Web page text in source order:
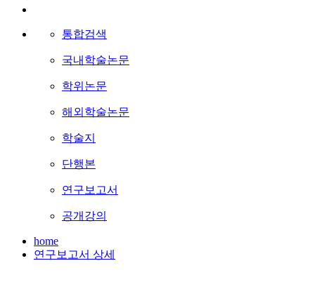
통합검색
국내학술논문
학위논문
해외학술논문
학술지
단행본
연구보고서
공개강의
home
연구보고서 상세